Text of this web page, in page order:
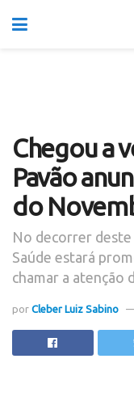
Chegou a
Pavão
do
No decorrer deste
Saúde estará
chamar a atenção
por Cleber Luiz Sabino